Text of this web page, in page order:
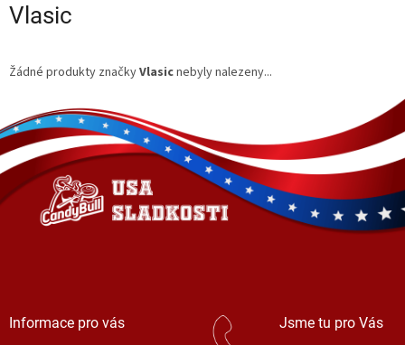
Vlasic
Žádné produkty značkyVlasicnebyly nalezeny...
á
p
a
í
Informace pro vás Jsme tu pro Vás